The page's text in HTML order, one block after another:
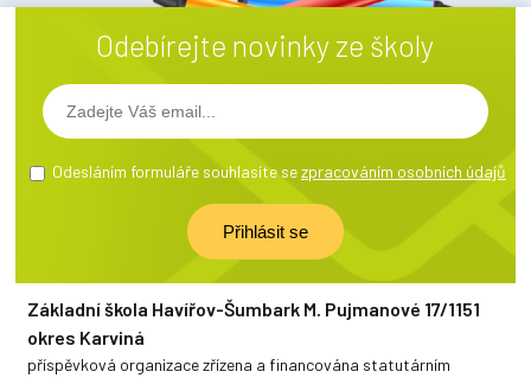
Odebírejte novinky ze školy
Odesláním formuláře souhlasíte sezpracováním osobních údajů
Základní škola Havířov-Šumbark M. Pujmanové 17/1151
okres Karviná
příspěvková organizace zřízena a financována statutárním